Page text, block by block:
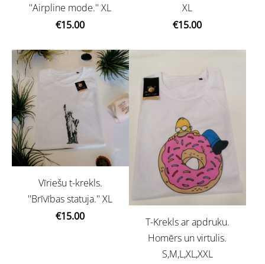
''Airpline mode.'' XL
€15.00
XL
€15.00
Vīriešu t-krekls.
''Brīvības statuja.'' XL
€15.00
T-Krekls ar apdruku.
Homērs un virtulis.
S,M,L,XL,XXL